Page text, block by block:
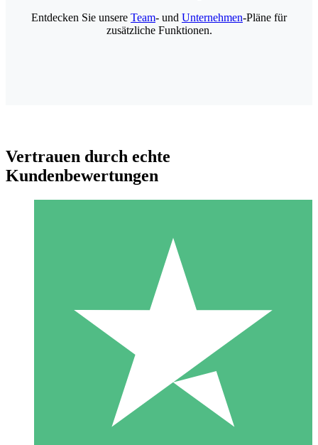
Individuelle Credit-Pakete
Zahlen Sie nach Bedarf mit Download-Credits. Keine
monatliche Verpflichtung erforderlich.
10 00
Entdecken Sie unsere Team- und Unternehmen-Pläne für
zusätzliche Funktionen.
Vertrauen durch echte
Kundenbewertungen